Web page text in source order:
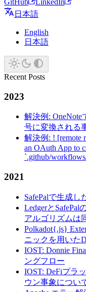
GitHub
LinkedIn
日本語
English
日本語
Recent Posts
2023
解決例:
号に変換される
解決例: ! [remote
an OAuth App to
`.github/
2021
SafePalで生成し
LedgerとSafePal
アルゴリズムは
Polkadot{.js}
ニックを用いた
IOST: Donnie
ングフロー
IOST: DeFiプラ
ウン事象につい